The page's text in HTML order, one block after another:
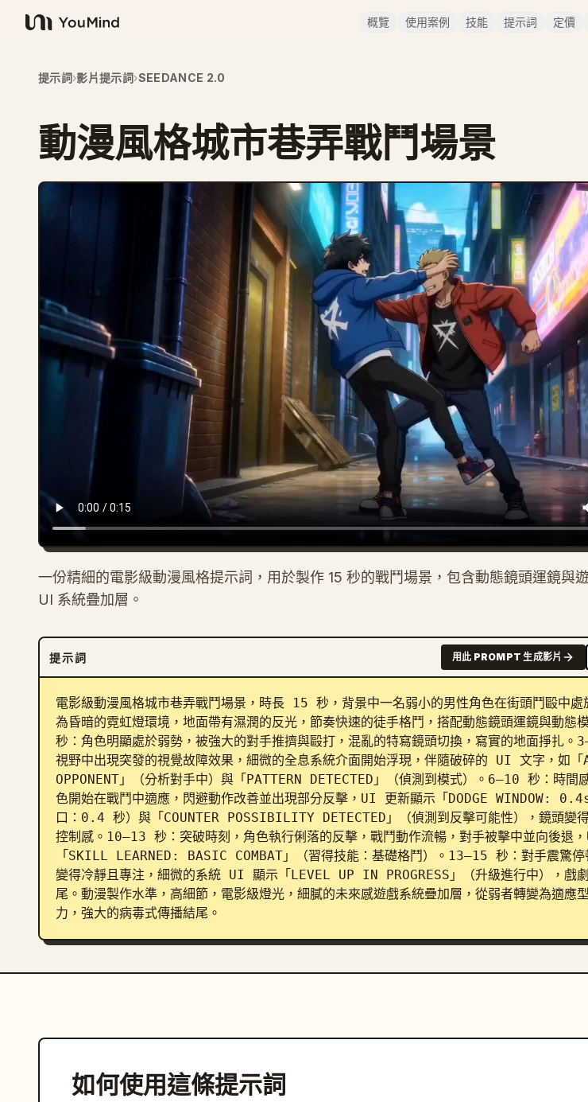
YouMind
概覽 使用案例 技能 提示詞 定價
提示詞›影片提示詞›SEEDANCE 2.0
動漫風格城市巷弄戰鬥場景
一份精細的電影級動漫風格提示詞，用於製作 15 秒的戰鬥場景，包含動態鏡頭運鏡與
UI 系統疊加層。
提示詞 用此 PROMPT 生成影片
電影級動漫風格城市巷弄戰鬥場景，時長 15 秒，背景中一名弱小的男性角色在街頭鬥毆中處
為昏暗的霓虹燈環境，地面帶有濕潤的反光，節奏快速的徒手格鬥，搭配動態鏡頭運鏡與動態
秒：角色明顯處於弱勢，被強大的對手推擠與毆打，混亂的特寫鏡頭切換，寫實的地面掙扎。
視野中出現突發的視覺故障效果，細微的全息系統介面開始浮現，伴隨破碎的 UI 文字，如「
OPPONENT」（分析對手中）與「PATTERN DETECTED」（偵測到模式）。6–10 秒：時間
色開始在戰鬥中適應，閃避動作改善並出現部分反擊，UI 更新顯示「DODGE WINDOW:
口：0.4 秒）與「COUNTER POSSIBILITY DETECTED」（偵測到反擊可能性），鏡頭變
控制感。10–13 秒：突破時刻，角色執行俐落的反擊，戰鬥動作流暢，對手被擊中並向後退
「SKILL LEARNED: BASIC COMBAT」（習得技能：基礎格鬥）。13–15 秒：對手震驚停
變得冷靜且專注，細微的系統 UI 顯示「LEVEL UP IN PROGRESS」（升級進行中），戲
尾。動漫製作水準，高細節，電影級燈光，細膩的未來感遊戲系統疊加層，從弱者轉變為適應
力，強大的病毒式傳播結尾。
如何使用這條提示詞